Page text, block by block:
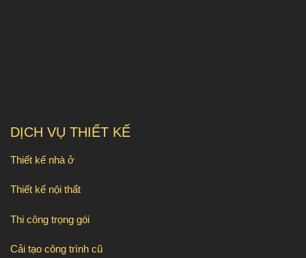
DỊCH VỤ THIẾT KẾ
Thiết kế nhà ở
Thiết kế nội thất
Thi công trọng gói
Cải tạo công trình cũ